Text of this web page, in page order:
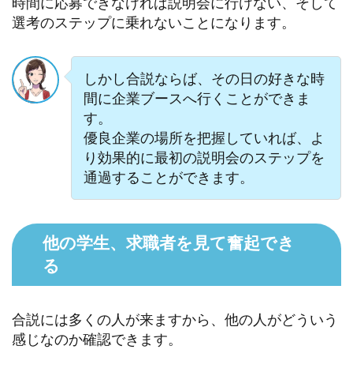
選考のステップに乗れないことになります。
しかし合説ならば、その日の好きな時
間に企業ブースへ行くことができま
す。
優良企業の場所を把握していれば、よ
り効果的に最初の説明会のステップを
通過することができます。
他の学生、求職者を見て奮起でき
る
合説には多くの人が来ますから、他の人がどういう
感じなのか確認できます。